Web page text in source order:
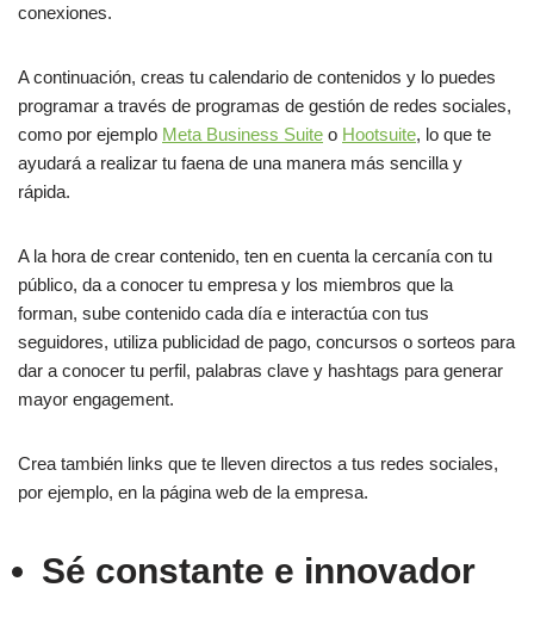
conexiones.
A continuación, creas tu calendario de contenidos y lo puedes
programar a través de programas de gestión de redes sociales,
como por ejemplo Meta Business Suite o Hootsuite, lo que te
ayudará a realizar tu faena de una manera más sencilla y
rápida.
A la hora de crear contenido, ten en cuenta la cercanía con tu
público, da a conocer tu empresa y los miembros que la
forman, sube contenido cada día e interactúa con tus
seguidores, utiliza publicidad de pago, concursos o sorteos para
dar a conocer tu perfil, palabras clave y hashtags para generar
mayor engagement.
Crea también links que te lleven directos a tus redes sociales,
por ejemplo, en la página web de la empresa.
Sé constante e innovador